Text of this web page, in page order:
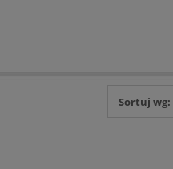
Sortuj wg: